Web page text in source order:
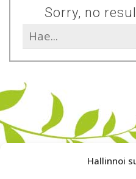
Hallinnoi
Sorry, no
Search
for: